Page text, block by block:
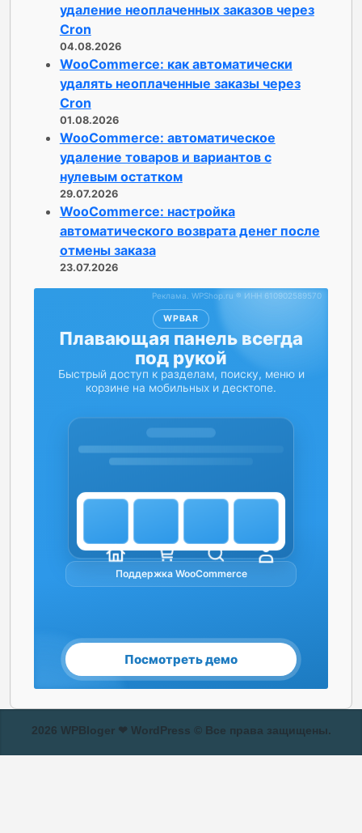
удаление неоплаченных заказов через
Cron
04.08.2026
WooCommerce: как автоматически
удалять неоплаченные заказы через
Cron
01.08.2026
WooCommerce: автоматическое
удаление товаров и вариантов с
нулевым остатком
29.07.2026
WooCommerce: настройка
автоматического возврата денег после
отмены заказа
23.07.2026
2026 WPBloger ❤ WordPress © Все права защищены.